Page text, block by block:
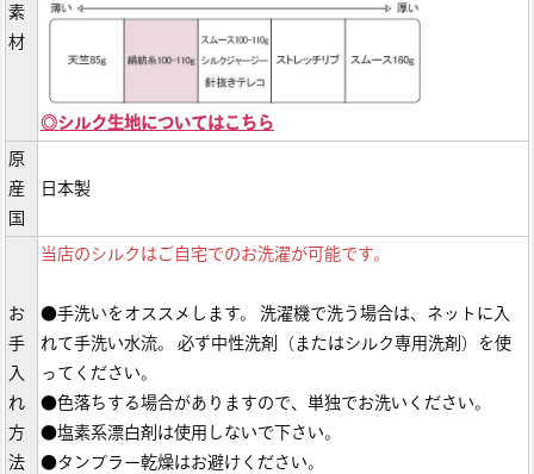
素
材
◎シルク生地についてはこちら
原
産
国
日本製
お
手
入
れ
方
法
当店のシルクはご自宅でのお洗濯が可能です。
●手洗いをオススメします。 洗濯機で洗う場合は、ネットに入
れて手洗い水流。 必ず中性洗剤（またはシルク専用洗剤）を使
ってください。
●色落ちする場合がありますので、単独でお洗いください。
●塩素系漂白剤は使用しないで下さい。
●タンブラー乾燥はお避けください。